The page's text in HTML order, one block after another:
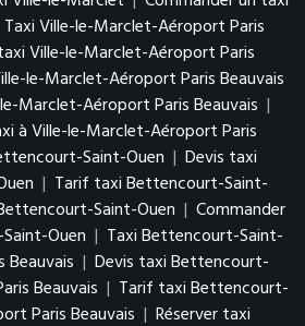
Taxi Ville-le-Marclet-Aéroport Paris
Ville-le-Marclet-Aéroport Paris
le-Marclet-Aéroport Paris Beauvais
Marclet-Aéroport Paris Beauvais |
à Ville-le-Marclet-Aéroport Paris
Saint-Ouen | Devis taxi
| Tarif taxi Bettencourt-Saint-
Saint-Ouen | Commander
Ouen | Taxi Bettencourt-Saint-
Beauvais | Devis taxi Bettencourt-
Beauvais | Tarif taxi Bettencourt-
Paris Beauvais | Réserver taxi